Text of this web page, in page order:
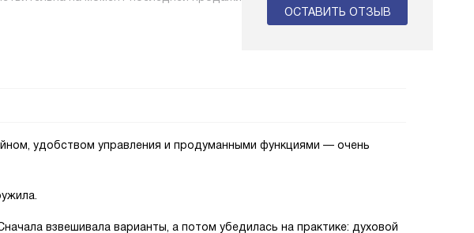
ОСТАВИТЬ ОТЗЫВ
удобством управления и продуманными функциями — очень
взвешивала варианты, а потом убедилась на практике: духовой